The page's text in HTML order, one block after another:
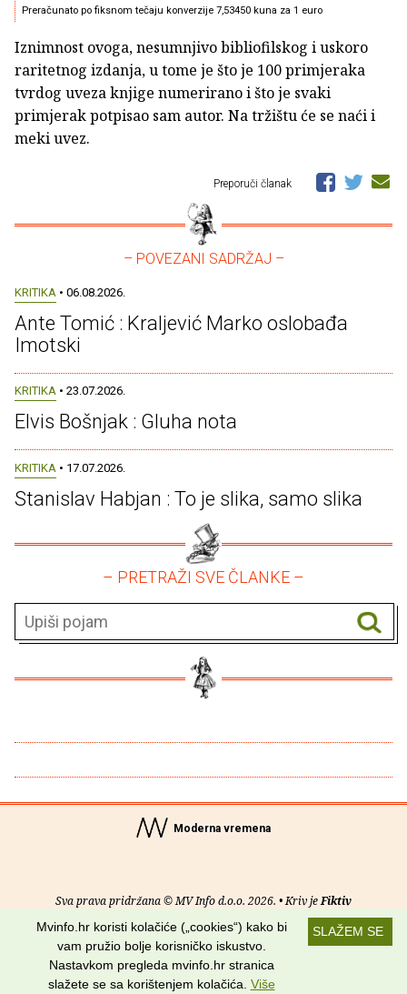
Preračunato po fiksnom tečaju konverzije 7,53450 kuna za 1 euro
Iznimnost ovoga, nesumnjivo bibliofilskog i uskoro
raritetnog izdanja, u tome je što je 100 primjeraka
tvrdog uveza knjige numerirano i što je svaki
primjerak potpisao sam autor. Na tržištu će se naći i
meki uvez.
Preporuči članak
– POVEZANI SADRŽAJ –
KRITIKA • 06.08.2026.
Ante Tomić : Kraljević Marko oslobađa
Imotski
KRITIKA • 23.07.2026.
Elvis Bošnjak : Gluha nota
KRITIKA • 17.07.2026.
Stanislav Habjan : To je slika, samo slika
– PRETRAŽI SVE ČLANKE –
Moderna vremena
Sva prava pridržana © MV Info d.o.o. 2026. • Kriv jeFiktiv
Uvjeti korištenja RSS kanali
Potraži nas na:
SLAŽEM SE
Mvinfo.hr koristi kolačiće („cookies“) kako bi
vam pružio bolje korisničko iskustvo.
Nastavkom pregleda mvinfo.hr stranica
slažete se sa korištenjem kolačića. Više